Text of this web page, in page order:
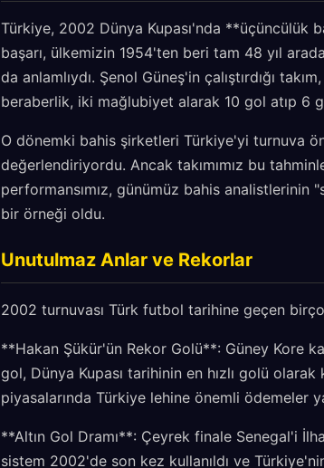
Türkiye, 2002 Dünya Kupası'nda **üçüncülük
başarı, ülkemizin 1954'ten beri tam 48 yıl
da anlamlıydı. Şenol Güneş'in çalıştırdığı
beraberlik, iki mağlubiyet alarak 10 gol atıp 6
O dönemki bahis şirketleri Türkiye'yi turnuva
değerlendiriyordu. Ancak takımımız bu
performansımız, günümüz bahis analistlerinin
bir örneği oldu.
Unutulmaz Anlar ve Rekorlar
2002 turnuvası Türk futbol tarihine geçen
**Hakan Şükür'ün Rekor Golü**: Güney Kore
gol, Dünya Kupası tarihinin en hızlı golü
piyasalarında Türkiye lehine önemli ödemeler
**Altın Gol Dramı**: Çeyrek finale Senegal'i
sistem 2002'de son kez kullanıldı ve